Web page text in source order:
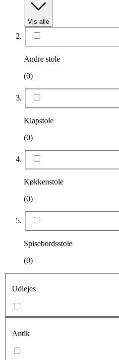
Vis alle
Andre stole
(0)
Klapstole
(0)
Køkkenstole
(0)
Spisebordsstole
(0)
Udlejes
Antik